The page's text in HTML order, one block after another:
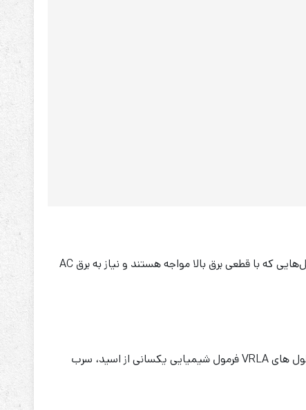
باتری ایبیزا پاور 65 آمپر ساعت 12 ولت یک باتری سیلد لید اسید است که در انواع کاربردهای برقی استفاده می‌شوند. به خصوص در محل‌هایی که با قطعی برق بالا مواجه هستند و نیاز به برق AC
این نوع باتری‌ها از دو پلیت سربی تشکیل می‌شوند که نقش الکترود را سولفوریک اسید بازی می‌کند و الکترولیت را تشکیل می‌دهند. سلول های VRLA فرمول شیمیایی یکسانی از اسید، سرب